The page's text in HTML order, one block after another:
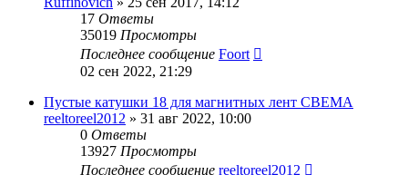
17 Ответы
35019 Просмотры
Последнее сообщение Foort
02 сен 2022, 21:29
Пустые катушки 18 для магнитных лент СВЕМА
reeltoreel2012 » 31 авг 2022, 10:00
0 Ответы
13927 Просмотры
Последнее сообщение reeltoreel2012